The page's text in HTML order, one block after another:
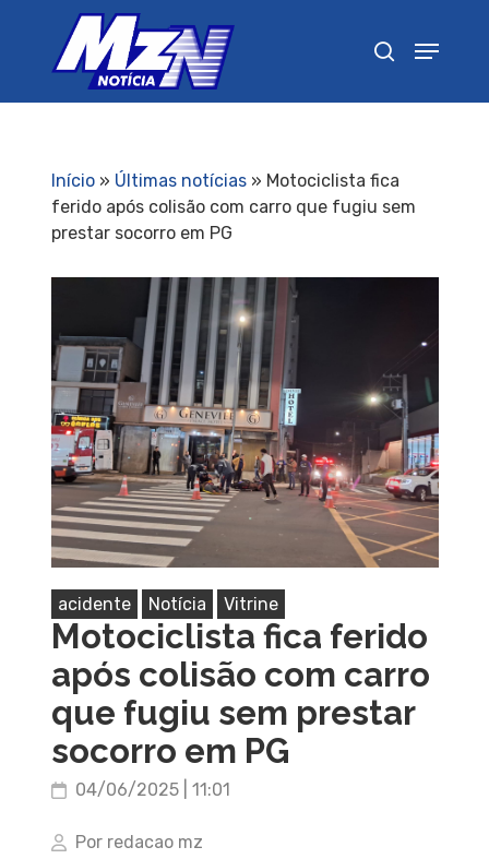
Início» Últimas notícias» Motociclista fica
ferido após colisão com carro que fugiu sem
prestar socorro em PG
acidente Notícia Vitrine
Motociclista fica ferido
após colisão com carro
que fugiu sem prestar
socorro em PG
04/06/2025 | 11:01
Por redacao mz